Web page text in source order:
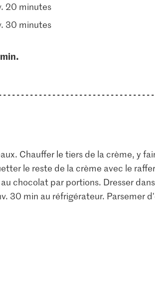
20 minutes
30 minutes
Chauffer le tiers de la crème, y
le reste de la crème avec le
chocolat par portions. Dresser
30 min au réfrigérateur. Parsemer